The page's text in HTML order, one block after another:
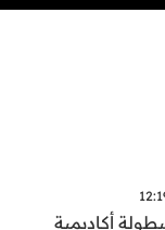
أكاديمية